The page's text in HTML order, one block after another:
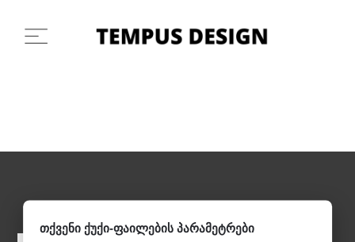
ᲛᲝᲡᲐᲮᲔᲠᲮᲔᲑᲔᲚ ᲡᲘᲕᲠᲪᲔᲡ.
თქვენი ქუქი-ფაილების პარამეტრები